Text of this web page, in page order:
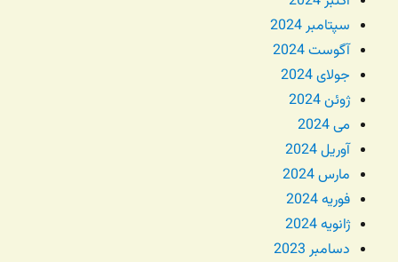
سپتامبر 2024
آگوست 2024
جولای 2024
ژوئن 2024
می 2024
آوریل 2024
مارس 2024
فوریه 2024
ژانویه 2024
دسامبر 2023